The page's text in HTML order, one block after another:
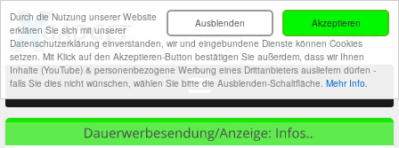
Akzeptieren
Ausblenden
Durch die Nutzung unserer Website
erklären Sie sich mit unserer
Datenschutzerklärung einverstanden, wir und eingebundene Dienste können Cookies
setzen. Mit Klick auf den Akzeptieren-Button bestätigen Sie außerdem, dass wir Ihnen
Inhalte (YouTube) & personenbezogene Werbung eines Drittanbieters ausliefern dürfen -
falls Sie dies nicht wünschen, wählen Sie bitte die Ausblenden-Schaltfläche. Mehr Info.